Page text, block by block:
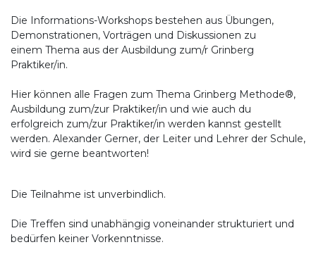
Die Informations-Workshops bestehen aus Übungen,
Demonstrationen, Vorträgen und Diskussionen zu
einem Thema aus der Ausbildung zum/r Grinberg
Praktiker/in.
Hier können alle Fragen zum Thema Grinberg Methode®,
Ausbildung zum/zur Praktiker/in und wie auch du
erfolgreich zum/zur Praktiker/in werden kannst gestellt
werden. Alexander Gerner, der Leiter und Lehrer der Schule,
wird sie gerne beantworten!
Die Teilnahme ist unverbindlich.
Die Treffen sind unabhängig voneinander strukturiert und
bedürfen keiner Vorkenntnisse.